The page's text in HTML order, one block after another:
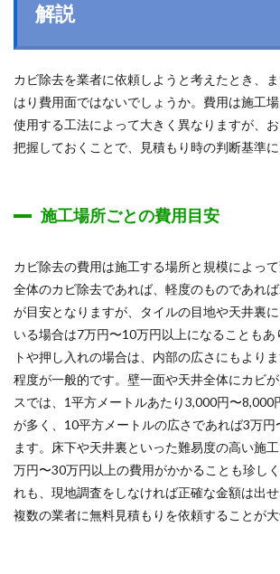
解説
カビ除去を業者に依頼しようと考えたとき、
はり費用面ではないでしょうか。費用は施工場
使用する工法によって大きく異なりますが、
把握しておくことで、見積もり時の判断基準に
施工場所ごとの費用目安
カビ除去の費用は施工する場所と規模によっ
全体のカビ除去であれば、軽度のものであれ
が目安となりますが、タイルの目地や天井裏
いる場合は7万円〜10万円以上になることもあ
トや押し入れの場合は、内部の広さにもより
程度が一般的です。壁一面や天井全体にカビ
スでは、1平方メートルあたり3,000円〜8,000
が多く、10平方メートルの広さであれば3万円
ます。床下や天井裏といった難易度の高い施
万円〜30万円以上の費用がかかることも珍し
れも、現地調査をしなければ正確な金額は出
複数の業者に無料見積もりを依頼することが大